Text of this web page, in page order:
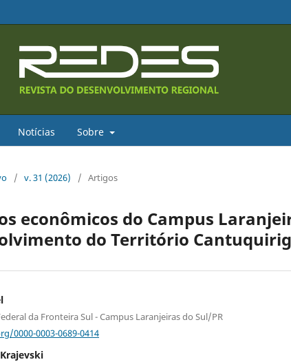
Notícias Sobre
/ v. 31 (2026) / Artigos
econômicos do Campus
do Território
da Fronteira Sul - Campus Laranjeiras do Sul/PR
0000-0003-0689-0414